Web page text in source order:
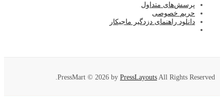
پرسش‌های متداول
حریم خصوصی
دانلود راهنمای دزدگیر ماجیکار
PressMart © 2026 by PressLayouts All Rights Reserved.